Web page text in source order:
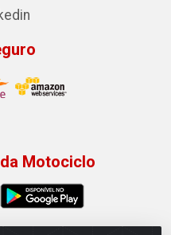
Motociclo